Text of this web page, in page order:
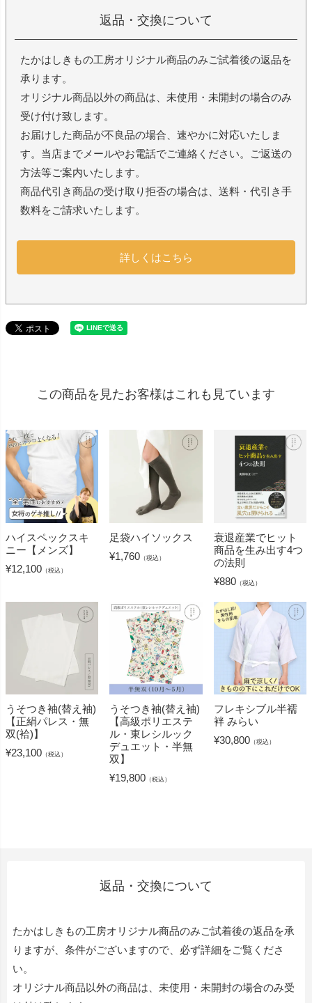
返品・交換について
たかはしきもの工房オリジナル商品のみご試着後の返品を
承ります。
オリジナル商品以外の商品は、未使用・未開封の場合のみ
受け付け致します。
お届けした商品が不良品の場合、速やかに対応いたしま
す。当店までメールやお電話でご連絡ください。ご返送の
方法等ご案内いたします。
商品代引き商品の受け取り拒否の場合は、送料・代引き手
数料をご請求いたします。
詳しくはこちら
この商品を見たお客様はこれも見ています
ハイスペックスキ
ニー【メンズ】
¥12,100 （税込）
足袋ハイソックス
¥1,760 （税込）
衰退産業でヒット
商品を生み出す4つ
の法則
¥880（税込）
うそつき袖(替え袖)
【正絹パレス・無
双(袷)】
¥23,100 （税込）
うそつき袖(替え袖)
【高級ポリエステ
ル・東レシルック
デュエット・半無
双】
¥19,800 （税込）
フレキシブル半襦
袢 みらい
¥30,800（税込）
返品・交換について
たかはしきもの工房オリジナル商品のみご試着後の返品を承
りますが、条件がございますので、必ず詳細をご覧くださ
い。
オリジナル商品以外の商品は、未使用・未開封の場合のみ受